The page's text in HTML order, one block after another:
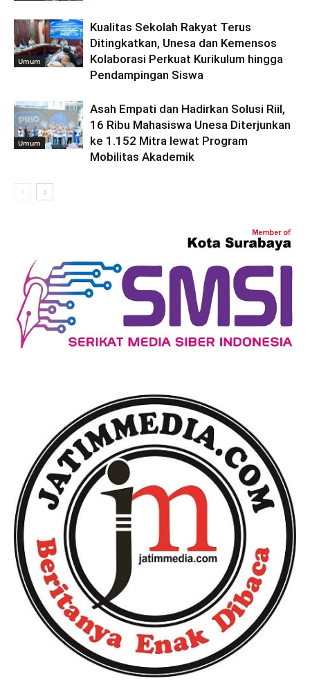
Umum
Kualitas Sekolah Rakyat Terus
Ditingkatkan, Unesa dan Kemensos
Kolaborasi Perkuat Kurikulum hingga
Pendampingan Siswa
Umum
Asah Empati dan Hadirkan Solusi Riil,
16 Ribu Mahasiswa Unesa Diterjunkan
ke 1.152 Mitra lewat Program
Mobilitas Akademik